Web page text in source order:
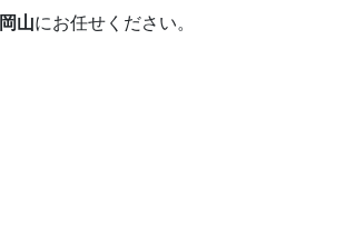
山にお任せください。